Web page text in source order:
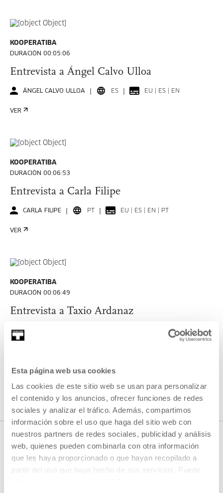
Esta página web usa cookies
Las cookies de este sitio web se usan para personalizar
el contenido y los anuncios, ofrecer funciones de redes
sociales y analizar el tráfico. Además, compartimos
información sobre el uso que haga del sitio web con
nuestros partners de redes sociales, publicidad y análisis
web, quienes pueden combinarla con otra información
que les haya proporcionado o que hayan recopilado a
partir del uso que haya hecho de sus servicios. Puede
KOOPERATIBA
DURACIÓN 00:05:06
Entrevista a Ángel Calvo Ulloa
ÁNGEL CALVO ULLOA ES EU | ES | EN
VER
KOOPERATIBA
DURACIÓN 00:06:53
Entrevista a Carla Filipe
CARLA FILIPE PT EU | ES | EN | PT
VER
KOOPERATIBA
DURACIÓN 00:06:49
Entrevista a Taxio Ardanaz
TAXIO ARDANAZ
VER TODO EL CONTENIDO
PRÓXIMOS DIRECTOS